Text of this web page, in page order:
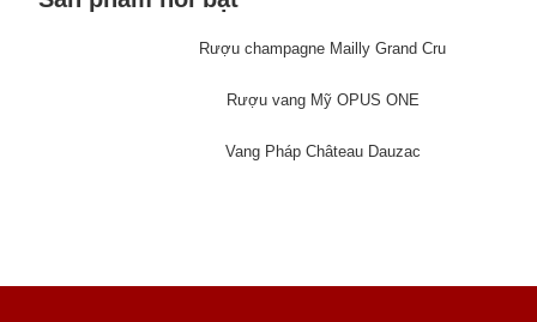
Rượu champagne Mailly Grand Cru
Rượu vang Mỹ OPUS ONE
Vang Pháp Château Dauzac